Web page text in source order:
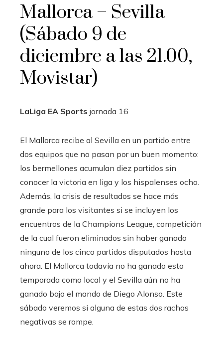
Mallorca – Sevilla
(Sábado 9 de
diciembre a las 21.00,
Movistar)
LaLiga EA Sports jornada 16
El Mallorca recibe al Sevilla en un partido entre
dos equipos que no pasan por un buen momento:
los bermellones acumulan diez partidos sin
conocer la victoria en liga y los hispalenses ocho.
Además, la crisis de resultados se hace más
grande para los visitantes si se incluyen los
encuentros de la Champions League, competición
de la cual fueron eliminados sin haber ganado
ninguno de los cinco partidos disputados hasta
ahora. El Mallorca todavía no ha ganado esta
temporada como local y el Sevilla aún no ha
ganado bajo el mando de Diego Alonso. Este
sábado veremos si alguna de estas dos rachas
negativas se rompe.